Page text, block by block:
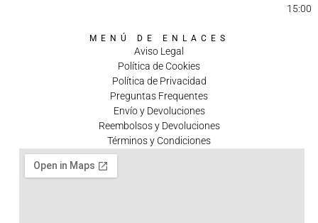
15:00
MENÚ DE ENLACES
Aviso Legal
Política de Cookies
Política de Privacidad
Preguntas Frequentes
Envío y Devoluciones
Reembolsos y Devoluciones
Términos y Condiciones